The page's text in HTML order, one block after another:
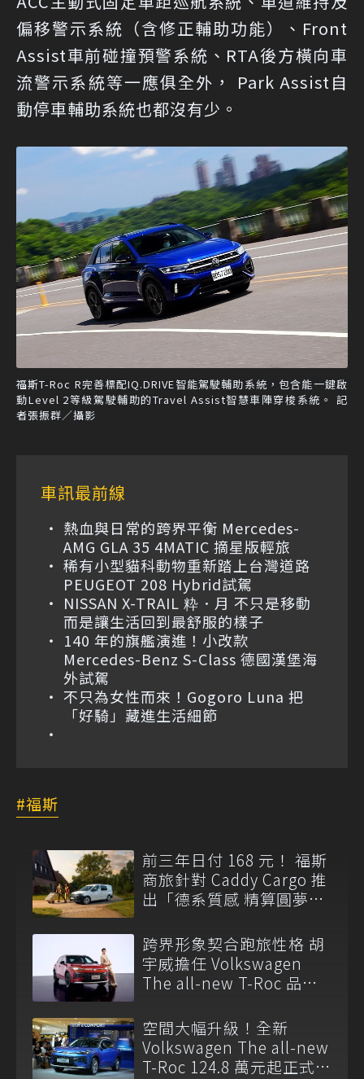
偏移警示系統（含修正輔助功能）、Front
Assist車前碰撞預警系統、RTA後方橫向車
流警示系統等一應俱全外， Park Assist自
動停車輔助系統也都沒有少。
福斯T-Roc R完善標配IQ.DRIVE智能駕駛輔助系統，包含能一鍵啟
動Level 2等級駕駛輔助的Travel Assist智慧車陣穿梭系統。 記
者張振群／攝影
車訊最前線
熱血與日常的跨界平衡 Mercedes-
AMG GLA 35 4MATIC 摘星版輕旅
稀有小型貓科動物重新踏上台灣道路
PEUGEOT 208 Hybrid試駕
NISSAN X-TRAIL 粋．月 不只是移動
而是讓生活回到最舒服的樣子
140 年的旗艦演進！小改款
Mercedes-Benz S-Class 德國漢堡海
外試駕
不只為女性而來！Gogoro Luna 把
「好騎」藏進生活細節
福斯
前三年日付 168 元！ 福斯
商旅針對 Caddy Cargo 推
出「德系質感 精算圓夢」
跨界形象契合跑旅性格 胡
宇威擔任 Volkswagen
The all-new T-Roc 品牌
空間大幅升級！全新
Volkswagen The all-new
T-Roc 124.8 萬元起正式上